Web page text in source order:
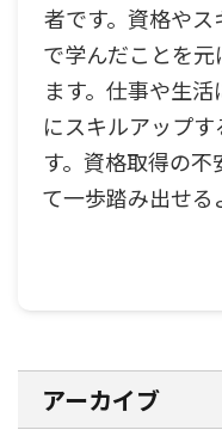
者です。資格や
で学んだことを
ます。仕事や生
にスキルアップ
す。資格取得の
て一歩踏み出せ
アーカイブ